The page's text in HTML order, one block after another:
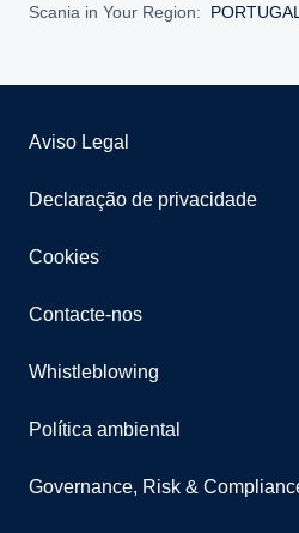
Scania in Your Region: PORTUGAL
Aviso Legal
Declaração de privacidade
Cookies
Contacte-nos
Whistleblowing
Política ambiental
Governance, Risk &